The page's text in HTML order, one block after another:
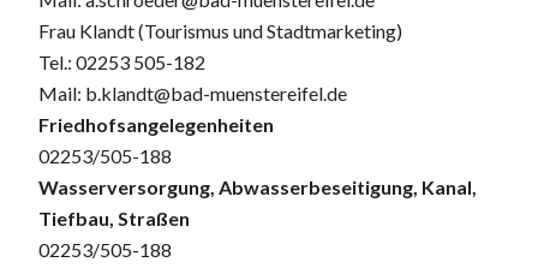
Frau Klandt (Tourismus und Stadtmarketing)
Tel.: 02253 505-182
Mail: b.klandt@bad-muenstereifel.de
Friedhofsangelegenheiten
02253/505-188
Wasserversorgung, Abwasserbeseitigung, Kanal,
Tiefbau, Straßen
02253/505-188